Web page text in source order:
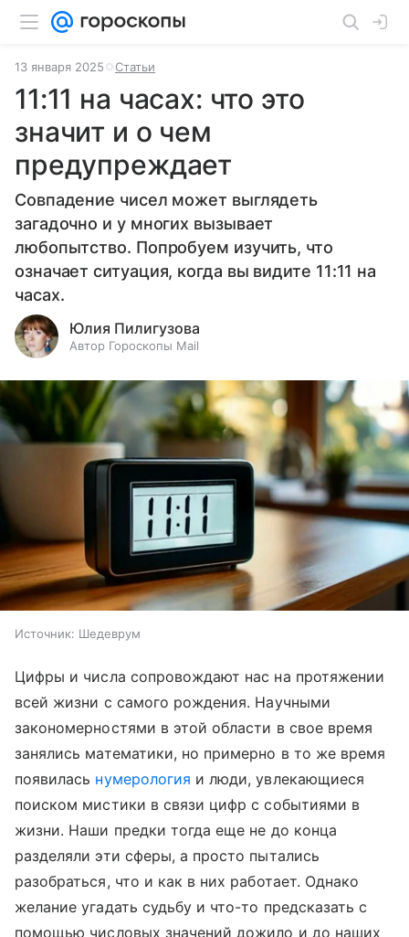
13 января 2025 Статьи
11:11 на часах: что это
значит и о чем
предупреждает
Совпадение чисел может выглядеть
загадочно и у многих вызывает
любопытство. Попробуем изучить, что
означает ситуация, когда вы видите 11:11 на
часах.
Юлия Пилигузова
Автор Гороскопы Mail
Источник: Шедеврум
Цифры и числа сопровождают нас на протяжении
всей жизни с самого рождения. Научными
закономерностями в этой области в свое время
занялись математики, но примерно в то же время
появилась нумерология и люди, увлекающиеся
поиском мистики в связи цифр с событиями в
жизни. Наши предки тогда еще не до конца
разделяли эти сферы, а просто пытались
разобраться, что и как в них работает. Однако
желание угадать судьбу и что-то предсказать с
помощью числовых значений дожило и до наших